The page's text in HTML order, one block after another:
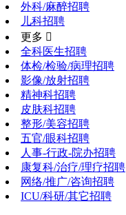
外科/麻醉招聘
儿科招聘
更多 
全科医生招聘
体检/检验/病理招聘
影像/放射招聘
精神科招聘
皮肤科招聘
整形/美容招聘
五官/眼科招聘
人事-行政-院办招聘
康复科/治疗/理疗招聘
网络/推广/咨询招聘
ICU/科研/其它招聘